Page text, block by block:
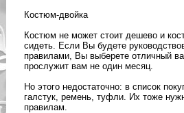
Костюм-двойка
Костюм не может стоит дешево и
сидеть. Если Вы будете
правилами, Вы выберете отличный
прослужит вам не один месяц.
Но этого недостаточно: в список
галстук, ремень, туфли. Их тоже
правилам.